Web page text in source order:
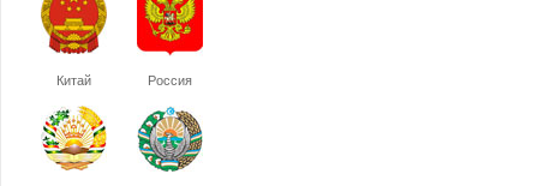
Китай Россия